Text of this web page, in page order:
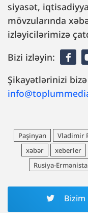
siyasət,
mövzularında
izləyicilərimizə
Bizi izləyin:
Şikayətlərinizi
Paşinyan Vladimir
xəbər
xeberler
Rusiya-